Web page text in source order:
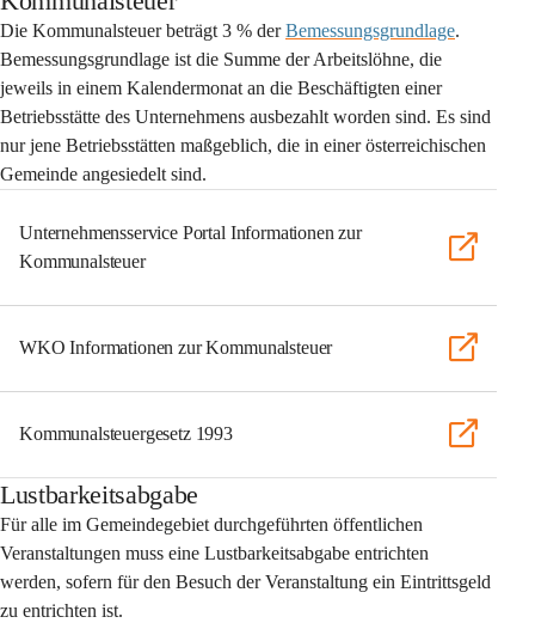
Die Kommunalsteuer beträgt 3 % der Bemessungsgrundlage.
Bemessungsgrundlage ist die Summe der Arbeitslöhne, die
jeweils in einem Kalendermonat an die Beschäftigten einer
Betriebsstätte des Unternehmens ausbezahlt worden sind. Es sind
nur jene Betriebsstätten maßgeblich, die in einer österreichischen
Gemeinde angesiedelt sind.
Unternehmensservice Portal Informationen zur
Kommunalsteuer
WKO Informationen zur Kommunalsteuer
Kommunalsteuergesetz 1993
Lustbarkeitsabgabe
Für alle im Gemeindegebiet durchgeführten öffentlichen
Veranstaltungen muss eine Lustbarkeitsabgabe entrichten
werden, sofern für den Besuch der Veranstaltung ein Eintrittsgeld
zu entrichten ist.